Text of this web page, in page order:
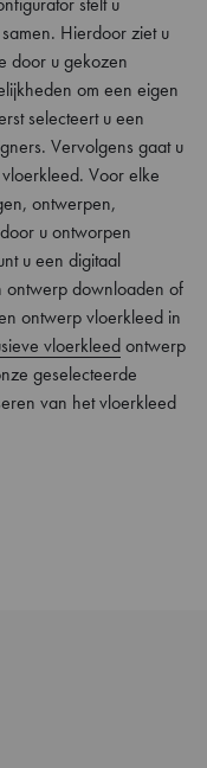
Hierdoor ziet u
door u gekozen
om een eigen
selecteert u een
Vervolgens gaat u
Voor elke
ontwerpen,
u ontworpen
u een digitaal
ontwerp downloaden of
ontwerp vloerkleed in
vloerkleedontwerp
geselecteerde
van het vloerkleed